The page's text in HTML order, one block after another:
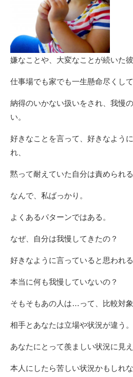
嫌なことや、大変なことが続いた彼
仕事場でも家でも一生懸命尽くして
納得のいかない扱いをされ、我慢
い。
好きなことを言って、好きなよう
れ、
黙って耐えていた自分は責められる
なんで、私ばっかり。
よくあるパターンではある。
なぜ、自分は我慢してきたの？
好きなように言っていると思われる
本当に何も我慢していないの？
そもそもあの人は…って、比較対
相手とあなたは立場や状況が違う。
あなたにとって羨ましい状況に見
本人にしたら苦しい状況かもしれな